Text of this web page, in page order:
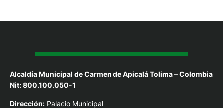
Alcaldía Municipal de Carmen de Apicalá Tolima – Colombia
Nit: 800.100.050-1
Dirección: Palacio Municipal